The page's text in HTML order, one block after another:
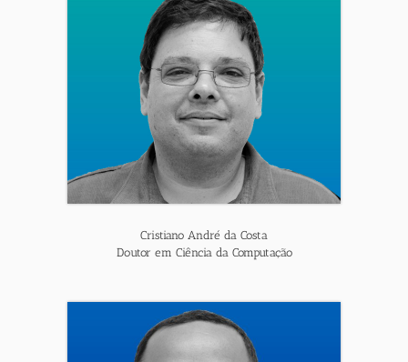
Cristiano André da Costa
Doutor em Ciência da Computação